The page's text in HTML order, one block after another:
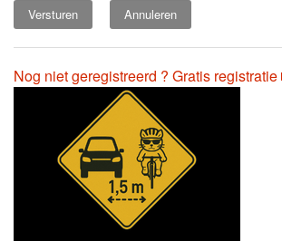
Annuleren
Nog niet geregistreerd ? Gratis registratie